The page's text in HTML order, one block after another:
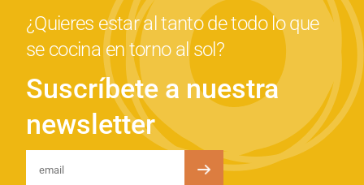
¿Quieres estar al tanto de todo lo que
se cocina en torno al sol?
Suscríbete a nuestra
newsletter